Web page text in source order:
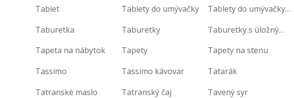
Tablet Tablety do umývačky Tablety do umývačky riadu
Taburetka
Taburetky Taburetky s úložným priestorom
Tapeta na nábytok
Tapety Tapety na stenu
Tassimo
Tassimo kávovar Tatarák
Tatranské maslo
Tatranský čaj Tavený syr